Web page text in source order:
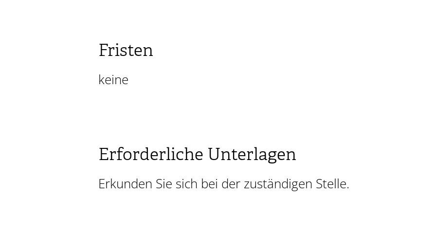
Fristen
keine
Erforderliche Unterlagen
Erkunden Sie sich bei der zuständigen Stelle.